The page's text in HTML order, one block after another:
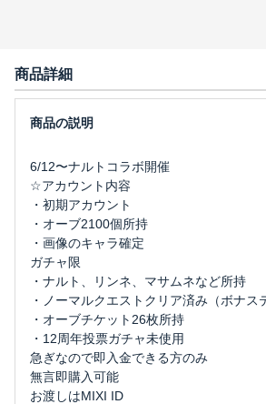
商品詳細
6/12〜ナルトコラボ開催
☆アカウント内容
・初期アカウント
・オーブ2100個所持
・画像のキャラ確定
ガチャ限
・ナルト、リンネ、マサムネなど所持
・ノーマルクエストクリア済み（ボナス
・オーブチケット26枚所持
・12周年投票ガチャ未使用
急ぎなので即入金できる方のみ
無言即購入可能
お渡しはMIXI ID